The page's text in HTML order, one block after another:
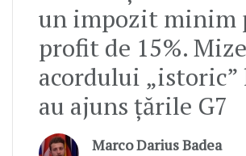
un impozit minim
profit de 15%.
acordului „istoric”
au ajuns țările G7
Marco Darius Badea